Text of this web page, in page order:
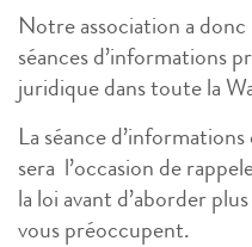
Notre association a donc
séances d’informations
juridique dans toute la
La séance
sera l’occasion de
la loi avant d’aborder
vous préoccupent.